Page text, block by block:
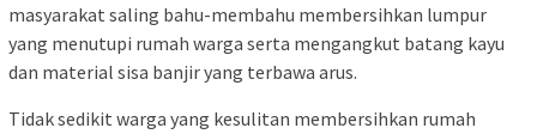
masyarakat saling bahu-membahu membersihkan lumpur
yang menutupi rumah warga serta mengangkut batang kayu
dan material sisa banjir yang terbawa arus.
Tidak sedikit warga yang kesulitan membersihkan rumah